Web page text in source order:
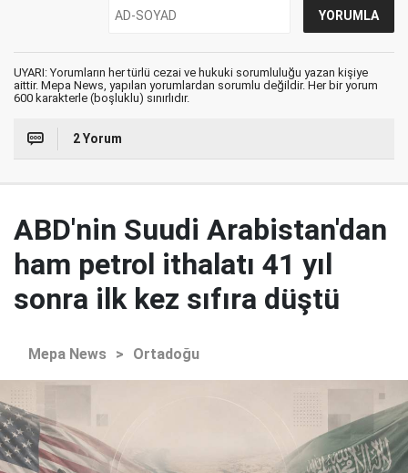
UYARI: Yorumların her türlü cezai ve hukuki sorumluluğu yazan kişiye
aittir. Mepa News, yapılan yorumlardan sorumlu değildir. Her bir yorum
600 karakterle (boşluklu) sınırlıdır.
2 Yorum
ABD'nin Suudi Arabistan'dan
ham petrol ithalatı 41 yıl
sonra ilk kez sıfıra düştü
Mepa News > Ortadoğu